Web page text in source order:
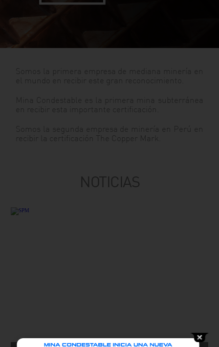
Somos la primera empresa de mediana minería en
el mundo en recibir este gran reconocimiento.
Mina Condestable es la primera mina subterránea
en recibir esta importante certificación.
Somos la segunda empresa de minería en Perú en
recibir la certificación The Copper Mark.
NOTICIAS